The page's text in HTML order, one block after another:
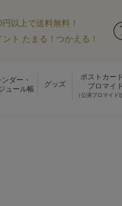
以上で送料無料！
ント たまる！つかえる！
ダー・
ュール帳
グッズ
ポストカー
ブロマイド
（公演ブロマイド